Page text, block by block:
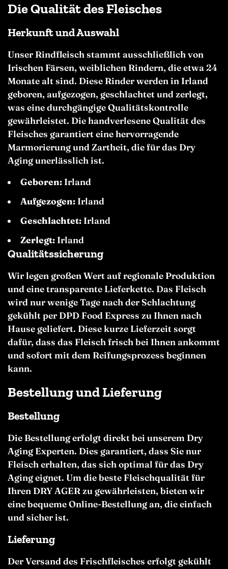
Die Qualität des Fleisches
Herkunft und Auswahl
Unser Rindfleisch stammt ausschließlich von
Irischen Färsen, weiblichen Rindern, die etwa 24
Monate alt sind. Diese Rinder werden in Irland
geboren, aufgezogen, geschlachtet und zerlegt,
was eine durchgängige Qualitätskontrolle
gewährleistet. Die handverlesene Qualität des
Fleisches garantiert eine hervorragende
Marmorierung und Zartheit, die für das Dry
Aging unerlässlich ist.
Geboren:Irland
Aufgezogen:Irland
Geschlachtet:Irland
Zerlegt:Irland
Qualitätssicherung
Wir legen großen Wert auf regionale Produktion
und eine transparente Lieferkette. Das Fleisch
wird nur wenige Tage nach der Schlachtung
gekühlt per DPD Food Express zu Ihnen nach
Hause geliefert. Diese kurze Lieferzeit sorgt
dafür, dass das Fleisch frisch bei Ihnen ankommt
und sofort mit dem Reifungsprozess beginnen
kann.
Bestellung und Lieferung
Bestellung
Die Bestellung erfolgt direkt bei unserem Dry
Aging Experten. Dies garantiert, dass Sie nur
Fleisch erhalten, das sich optimal für das Dry
Aging eignet. Um die beste Fleischqualität für
Ihren DRY AGER zu gewährleisten, bieten wir
eine bequeme Online-Bestellung an, die einfach
und sicher ist.
Lieferung
Der Versand des Frischfleisches erfolgt gekühlt